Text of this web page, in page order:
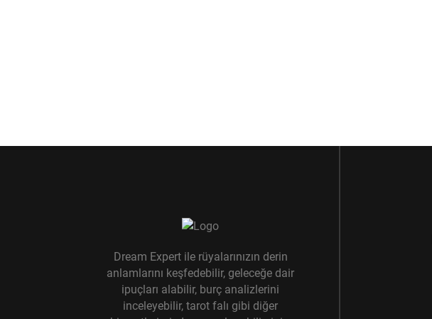
Dream Expert ile rüyalarınızın derin
anlamlarını keşfedebilir, geleceğe dair
ipuçları alabilir, burç analizlerini
inceleyebilir, tarot falı gibi diğer